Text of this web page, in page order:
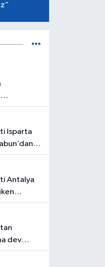
“Ne
dev